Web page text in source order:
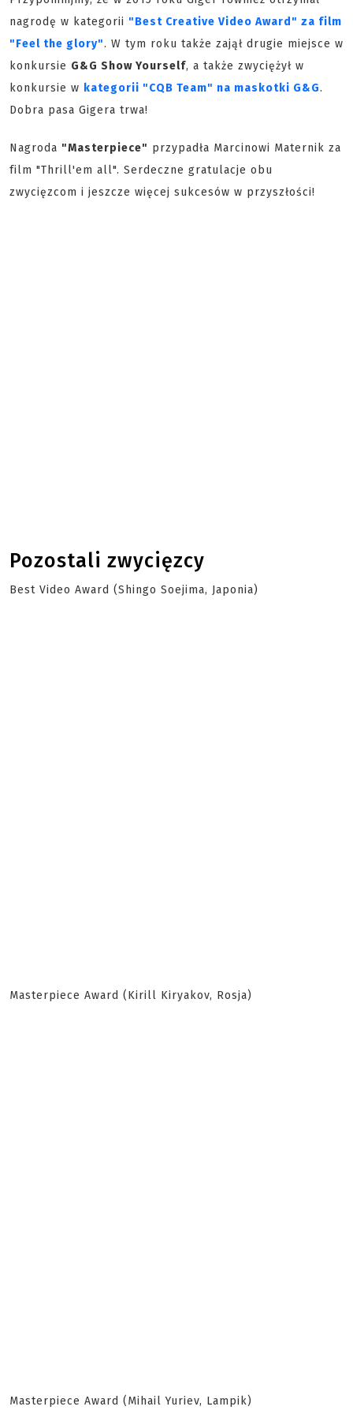
nagrodę w kategorii "Best Creative Video Award" za film
"Feel the glory". W tym roku także zajął drugie miejsce w
konkursie G&G Show Yourself, a także zwyciężył w
konkursie w kategorii "CQB Team" na maskotki G&G.
Dobra pasa Gigera trwa!
Nagroda "Masterpiece" przypadła Marcinowi Maternik za
film "Thrill'em all". Serdeczne gratulacje obu
zwycięzcom i jeszcze więcej sukcesów w przyszłości!
Pozostali zwycięzcy
Best Video Award (Shingo Soejima, Japonia)
Masterpiece Award (Kirill Kiryakov, Rosja)
Masterpiece Award (Mihail Yuriev, Lampik)